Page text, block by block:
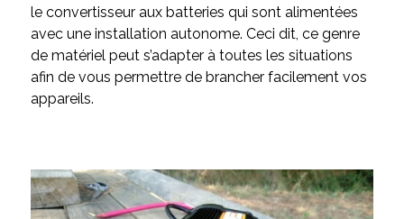
le convertisseur aux batteries qui sont alimentées
avec une installation autonome. Ceci dit, ce genre
de matériel peut s’adapter à toutes les situations
afin de vous permettre de brancher facilement vos
appareils.